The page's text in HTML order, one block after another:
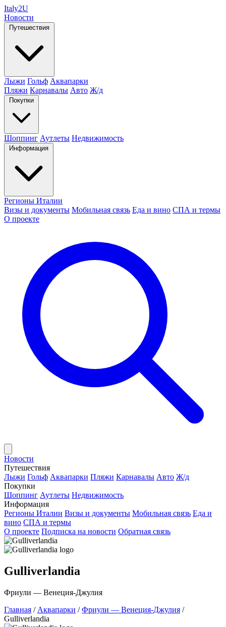
Italy2U
Новости
Путешествия
Лыжи Гольф Аквапарки
Пляжи Карнавалы Авто Ж/д
Покупки
Шоппинг Аутлеты Недвижимость
Информация
Регионы Италии
Визы и документы Мобильная связь Еда и вино СПА и термы
О проекте
Новости
Путешествия
Лыжи Гольф Аквапарки Пляжи Карнавалы Авто Ж/д
Покупки
Шоппинг Аутлеты Недвижимость
Информация
Регионы Италии Визы и документы Мобильная связь Еда и
вино СПА и термы
О проекте Подписка на новости Обратная связь
Gulliverlandia
Фриули — Венеция-Джулия
Главная / Аквапарки / Фриули — Венеция-Джулия /
Gulliverlandia